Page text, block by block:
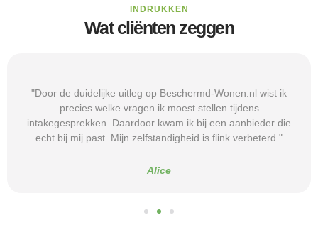
INDRUKKEN
Wat cliënten zeggen
"Door de duidelijke uitleg op Beschermd-Wonen.nl wist ik
precies welke vragen ik moest stellen tijdens
intakegesprekken. Daardoor kwam ik bij een aanbieder die
echt bij mij past. Mijn zelfstandigheid is flink verbeterd."
Alice